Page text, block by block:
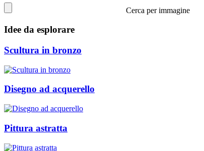
Cerca per immagine
Idee da esplorare
Scultura in bronzo
Disegno ad acquerello
Pittura astratta